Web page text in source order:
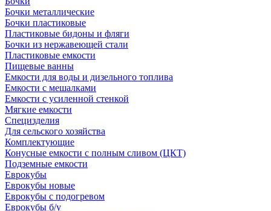
Бочки металлические
Бочки пластиковые
Пластиковые бидоны и фляги
Бочки из нержавеющей стали
Пластиковые емкости
Пищевые ванны
Емкости для воды и дизельного топлива
Емкости с мешалками
Емкости с усиленной стенкой
Мягкие емкости
Специзделия
Для сельского хозяйства
Комплектующие
Конусные емкости с полным сливом (ЦКТ)
Подземные емкости
Еврокубы
Еврокубы новые
Еврокубы с подогревом
Еврокубы б/у